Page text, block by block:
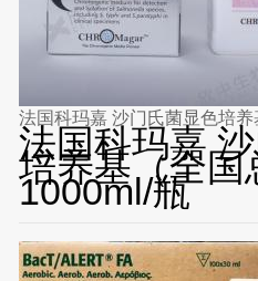
法国科玛嘉 沙门氏菌显色培
法国科玛嘉
培养基（全国
1000ml/瓶